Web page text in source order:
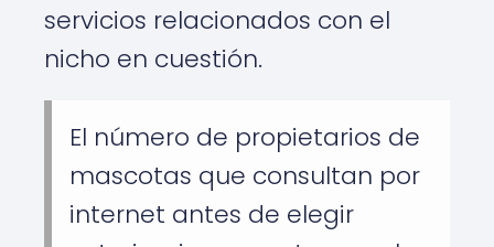
servicios relacionados con el
nicho en cuestión.
El número de propietarios de
mascotas que consultan por
internet antes de elegir